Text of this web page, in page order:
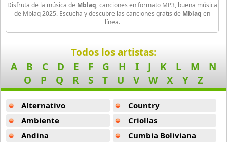
Block B
Boyfriend
10 músicas online
Brow Eyed Girl
Even In My Dreams -MBLAQ
In The Middle Of A War -MBLAQ
Mona Lisa -
MBLAQ
Run Away -MBLAQ
Stay -MBLAQ
Did You Know -
Disfruta de la música de Mblaq, canciones en formato MP3, buena música
de Mblaq 2025. Escucha y descubre las canciones gratis de Mblaq en
línea.
Todos los artistas:
A
B C D E F G H I J K L M
N
O
P Q R S T U V W X Y Z
Alternativo
Ambiente
Andina
Country
Criollas
Cumbia Boliviana